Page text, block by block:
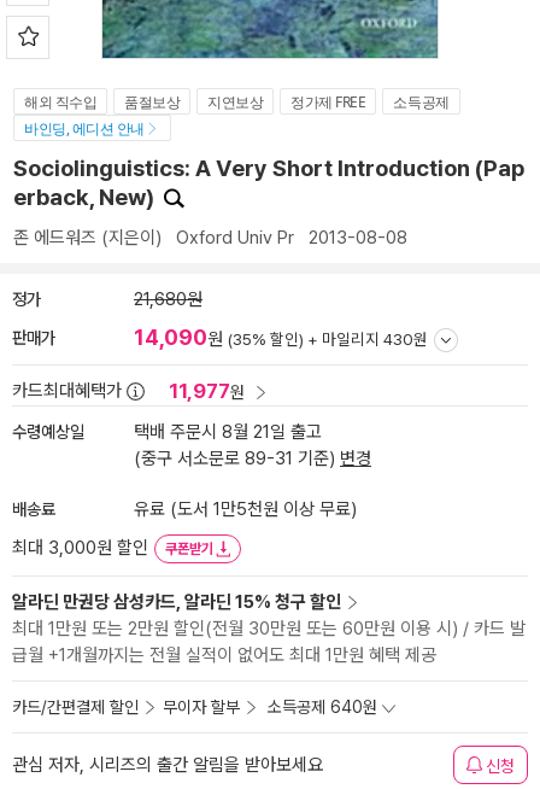
해외 직수입 품절보상 지연보상 정가제 FREE
소득공제
바인딩, 에디션 안내
Sociolinguistics: A Very Short Introduction (Pap
erback, New)
존 에드워즈 (지은이) Oxford Univ Pr 2013-08-08
정가 21,680원
판매가 14,090원 (35% 할인) + 마일리지 430원
카드최대혜택가 11,977원
수령예상일
택배 주문시 8월 21일 출고
(중구 서소문로 89-31 기준) 변경
배송료
유료 (도서 1만5천원 이상 무료)
최대 3,000원 할인
쿠폰받기
알라딘 만권당 삼성카드, 알라딘 15% 청구 할인
최대 1만원 또는 2만원 할인(전월 30만원 또는 60만원 이용 시) / 카드 발
급월 +1개월까지는 전월 실적이 없어도 최대 1만원 혜택 제공
카드/간편결제 할인 무이자 할부 소득공제 640원
관심 저자, 시리즈의 출간 알림을 받아보세요 신청